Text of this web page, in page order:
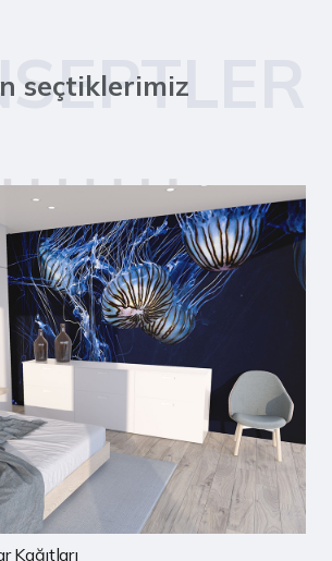
seçtiklerimiz
Çocuk Odası Duvar Kağıtları